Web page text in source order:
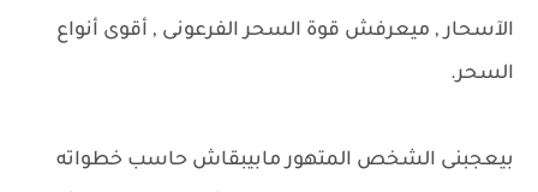
الآسحار , ميعرفش قوة السحر الفرعونى , أقوى أنواع
السحر.
بيعجبنى الشخص المتهور مابيبقاش حاسب خطواته